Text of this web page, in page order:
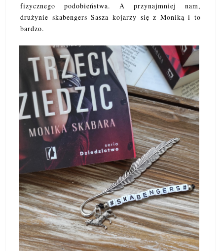
fizycznego podobieństwa. A przynajmniej nam,
drużynie skabengers Sasza kojarzy się z Moniką i to
bardzo.